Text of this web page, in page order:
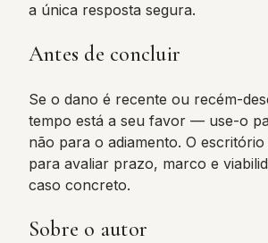
a única resposta segura.
Antes de concluir
Se o dano é recente ou recém-
tempo está a seu favor — use-o
não para o adiamento. O
para avaliar prazo, marco e
caso concreto.
Sobre o autor